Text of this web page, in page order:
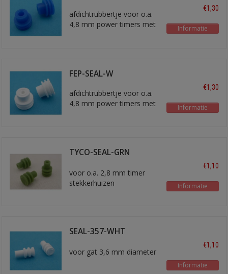
afdichtrubbertje voor o.a.
4,8 mm power timers met
€1,30
Informatie
FEP-SEAL-W
afdichtrubbertje voor o.a.
4,8 mm power timers met
€1,30
Informatie
TYCO-SEAL-GRN
voor o.a. 2,8 mm timer
stekkerhuizen
€1,10
Informatie
SEAL-357-WHT
voor gat 3,6 mm diameter
€1,10
Informatie